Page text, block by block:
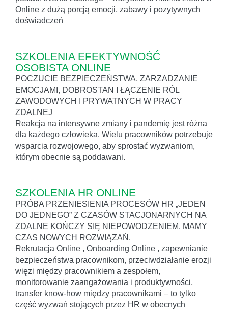
Online z dużą porcją emocji, zabawy i pozytywnych
doświadczeń
SZKOLENIA EFEKTYWNOŚĆ
OSOBISTA ONLINE
POCZUCIE BEZPIECZEŃSTWA, ZARZADZANIE
EMOCJAMI, DOBROSTAN I ŁĄCZENIE RÓL
ZAWODOWYCH I PRYWATNYCH W PRACY
ZDALNEJ
Reakcja na intensywne zmiany i pandemię jest różna
dla każdego człowieka. Wielu pracowników potrzebuje
wsparcia rozwojowego, aby sprostać wyzwaniom,
którym obecnie są poddawani.
SZKOLENIA HR ONLINE
PRÓBA PRZENIESIENIA PROCESÓW HR „JEDEN
DO JEDNEGO” Z CZASÓW STACJONARNYCH NA
ZDALNE KOŃCZY SIĘ NIEPOWODZENIEM. MAMY
CZAS NOWYCH ROZWIĄZAŃ.
Rekrutacja Online , Onboarding Online , zapewnianie
bezpieczeństwa pracownikom, przeciwdziałanie erozji
więzi między pracownikiem a zespołem,
monitorowanie zaangażowania i produktywności,
transfer know-how między pracownikami – to tylko
część wyzwań stojących przez HR w obecnych